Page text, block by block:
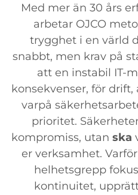
Med mer än 30 års
arbetar OJCO
trygghet i en värld
snabbt, men krav på
att en instabil IT-
konsekvenser, för
varpå
prioritet.
kompromiss, utan ska
er verksamhet.
helhetsgrepp
kontinuitet,